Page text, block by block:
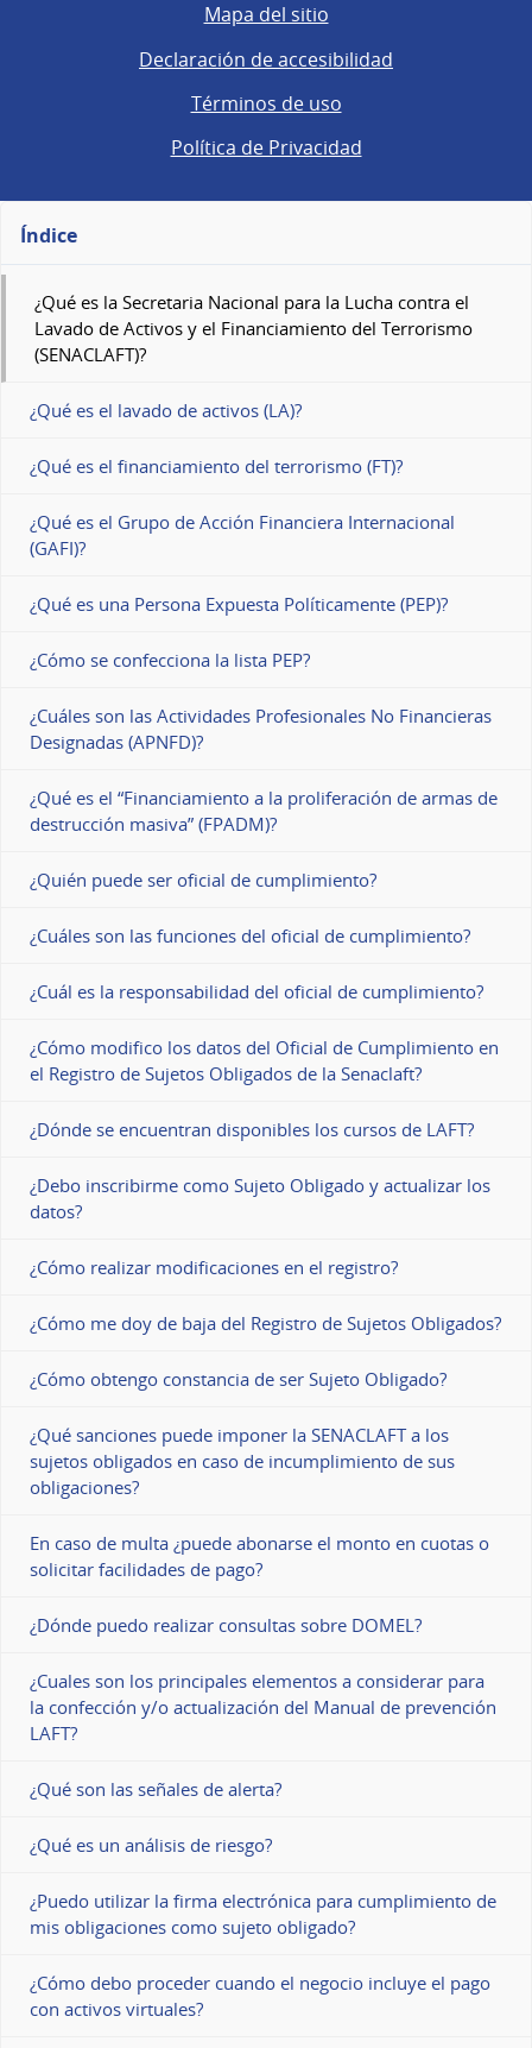
Mapa del sitio
Declaración de accesibilidad
Términos de uso
Política de Privacidad
Índice
¿Qué es la Secretaria Nacional para la Lucha contra el
Lavado de Activos y el Financiamiento del Terrorismo
(SENACLAFT)?
¿Qué es el lavado de activos (LA)?
¿Qué es el financiamiento del terrorismo (FT)?
¿Qué es el Grupo de Acción Financiera Internacional
(GAFI)?
¿Qué es una Persona Expuesta Políticamente (PEP)?
¿Cómo se confecciona la lista PEP?
¿Cuáles son las Actividades Profesionales No Financieras
Designadas (APNFD)?
¿Qué es el “Financiamiento a la proliferación de armas de
destrucción masiva” (FPADM)?
¿Quién puede ser oficial de cumplimiento?
¿Cuáles son las funciones del oficial de cumplimiento?
¿Cuál es la responsabilidad del oficial de cumplimiento?
¿Cómo modifico los datos del Oficial de Cumplimiento en
el Registro de Sujetos Obligados de la Senaclaft?
¿Dónde se encuentran disponibles los cursos de LAFT?
¿Debo inscribirme como Sujeto Obligado y actualizar los
datos?
¿Cómo realizar modificaciones en el registro?
¿Cómo me doy de baja del Registro de Sujetos Obligados?
¿Cómo obtengo constancia de ser Sujeto Obligado?
¿Qué sanciones puede imponer la SENACLAFT a los
sujetos obligados en caso de incumplimiento de sus
obligaciones?
En caso de multa ¿puede abonarse el monto en cuotas o
solicitar facilidades de pago?
¿Dónde puedo realizar consultas sobre DOMEL?
¿Cuales son los principales elementos a considerar para
la confección y/o actualización del Manual de prevención
LAFT?
¿Qué son las señales de alerta?
¿Qué es un análisis de riesgo?
¿Puedo utilizar la firma electrónica para cumplimiento de
mis obligaciones como sujeto obligado?
¿Cómo debo proceder cuando el negocio incluye el pago
con activos virtuales?